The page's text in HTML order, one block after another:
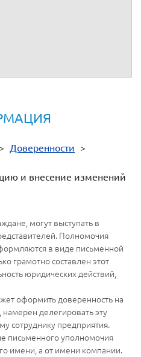
> Доверенности >
и внесение изменений
могут выступать в
Полномочия
в виде письменной
грамотно составлен этот
юридических действий,
оформить доверенность на
делегировать эту
сотруднику предприятия.
письменного уполномочия
имени, а от имени компании.